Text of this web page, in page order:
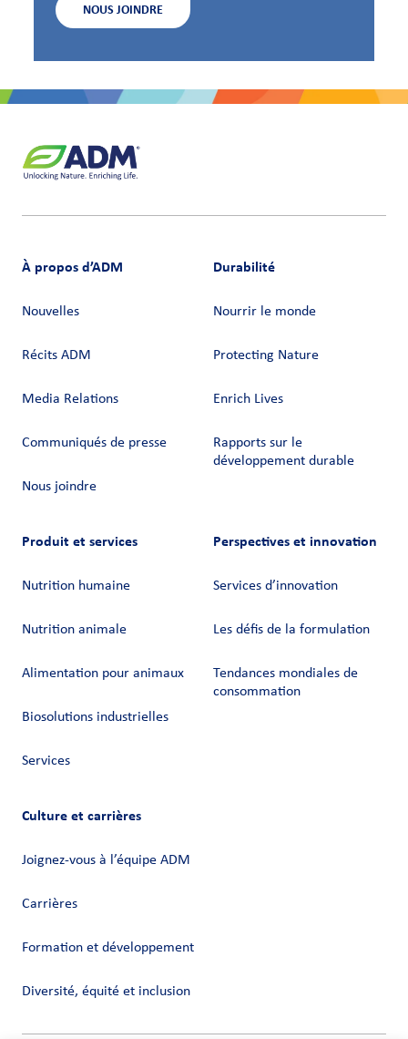
NOUS JOINDRE
À propos d’ADM
Nouvelles
Récits ADM
Media Relations
Communiqués de presse
Nous joindre
Durabilité
Nourrir le monde
Protecting Nature
Enrich Lives
Rapports sur le
développement durable
Produit et services
Nutrition humaine
Nutrition animale
Alimentation pour animaux
Biosolutions industrielles
Services
Perspectives et innovation
Services d’innovation
Les défis de la formulation
Tendances mondiales de
consommation
Culture et carrières
Joignez-vous à l’équipe ADM
Carrières
Formation et développement
Diversité, équité et inclusion